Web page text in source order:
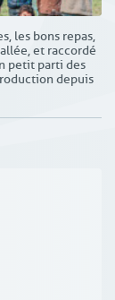
les bons repas,
et raccordé
petit parti des
depuis